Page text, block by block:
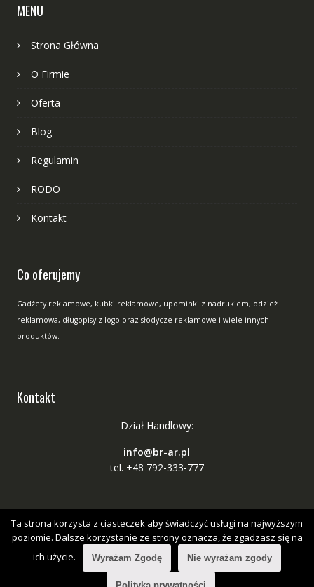
MENU
Strona Główna
O Firmie
Oferta
Blog
Regulamin
RODO
Kontakt
Co oferujemy
Gadżety reklamowe, kubki reklamowe, upominki z nadrukiem, odzież
reklamowa, długopisy z logo oraz słodycze reklamowe i wiele innych
produktów.
Kontakt
Dział Handlowy:
info@br-ar.pl
tel. +48 792-333-777
Copyright © All Right Reserved
Online Shop by
Acme Themes
Ta strona korzysta z ciasteczek aby świadczyć usługi na najwyższym
poziomie. Dalsze korzystanie ze strony oznacza, że zgadzasz się na
ich użycie.
Wyrażam Zgodę Nie wyrażam zgody